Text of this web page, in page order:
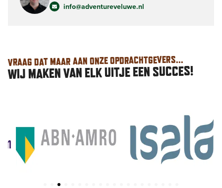
info@adventureveluwe.nl
VRAAG DAT MAAR AAN ONZE OPDRACHTGEVERS...
WIJ MAKEN VAN ELK UITJE EEN SUCCES!